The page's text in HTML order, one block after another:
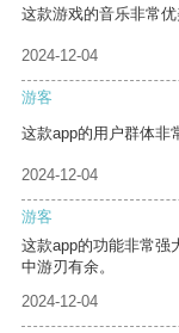
这款游戏的音乐非常优
2024-12-04
游客
这款app的用户群体非
2024-12-04
游客
这款app的功能非常强
中游刃有余。
2024-12-04